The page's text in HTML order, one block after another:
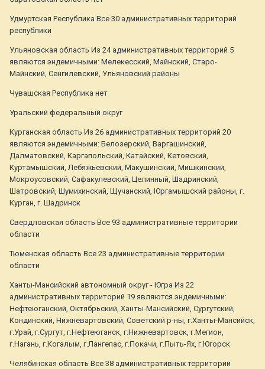
Удмуртская Республика Все 30 административных территорий
республики
Ульяновская область Из 24 административных территорий 5
являются эндемичными: Мелекесский, Майнский, Старо-
Майнский, Сенгилевский, Ульяновский районы
Чувашская Республика нет
Уральский федеральный округ
Курганская область Из 26 административных территорий 20
являются эндемичными: Белозерский, Варгашинский,
Далматовский, Каргапольский, Катайский, Кетовский,
Куртамышский, Лебяжьевский, Макушинский, Мишкинский,
Мокроусовский, Сафакулевский, Целинный, Шадринский,
Шатровский, Шумихинский, Щучанский, Юргамышский районы, г.
Курган, г. Шадринск
Свердловская область Все 93 административные территории
области
Тюменская область Все 23 административные территории
области
Ханты-Мансийский автономный округ - Югра Из 22
административных территорий 19 являются эндемичными:
Нефтеюганский, Октябрьский, Ханты-Мансийский, Сургутский,
Кондинский, Нижневартовский, Советский р-ны, г.Ханты-Мансийск,
г.Урай, г.Сургут, г.Нефтеюганск, г.Нижневартовск, г.Мегион,
г.Нагань, г.Когалым, г.Лангепас, г.Покачи, г.Пыть-Ях, г.Югорск
Челябинская область Все 38 административных территорий